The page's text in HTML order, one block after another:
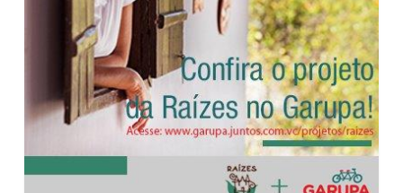
Turismo
Sustentável